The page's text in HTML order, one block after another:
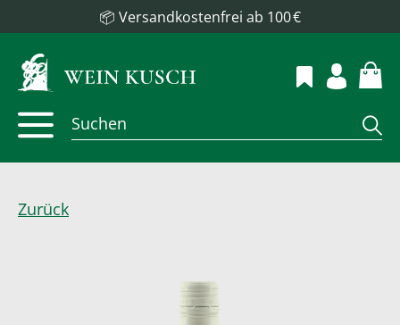
📦 Versandkostenfrei ab 100 €
Zurück